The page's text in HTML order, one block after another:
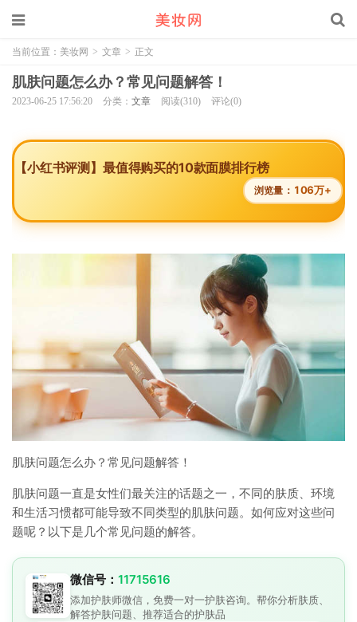
当前位置： 美妆网 > 文章 > 正文
肌肤问题怎么办？常见问题解答！
2023-06-25 17:56:20 分类： 文章 阅读(310) 评论(0)
【小红书评测】最值得购买的10款面膜排行榜
浏览量： 106万+
肌肤问题怎么办？常见问题解答！
肌肤问题一直是女性们最关注的话题之一，不同的肤质、环境
和生活习惯都可能导致不同类型的肌肤问题。如何应对这些问
题呢？以下是几个常见问题的解答。
微信号： 11715616
添加护肤师微信，免费一对一护肤咨询。帮你分析肤质、
解答护肤问题、推荐适合的护肤品